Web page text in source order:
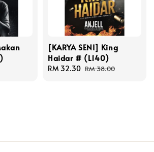
[KARYA SENI] King
Haidar # (L140)
Sale
RM 32.30 Regular
RM 38.00